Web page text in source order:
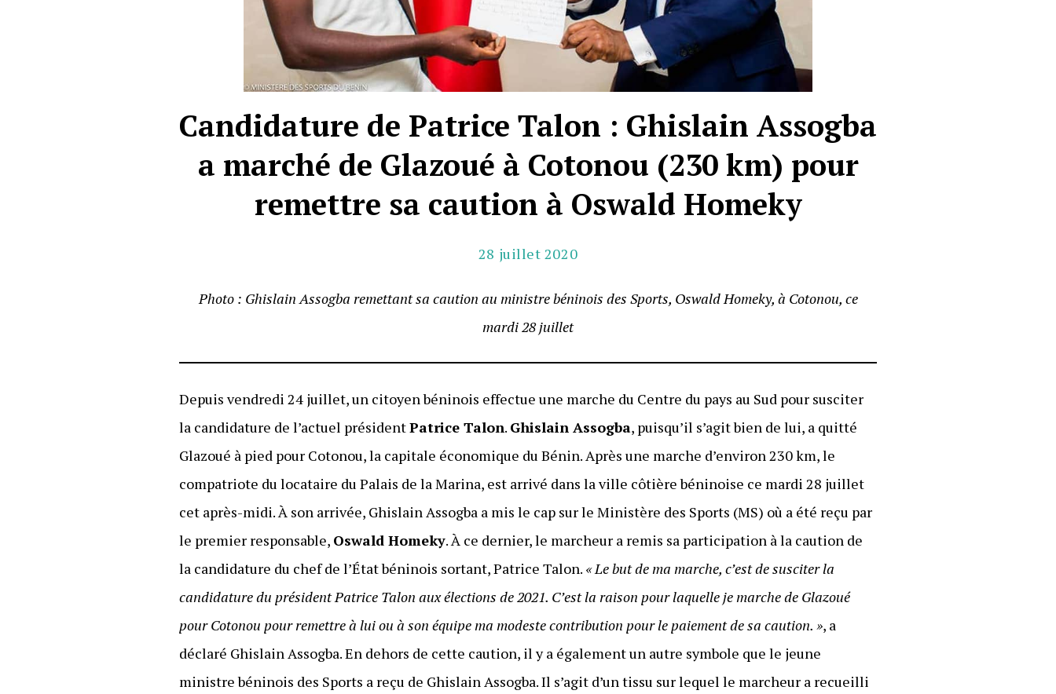
Candidature de Patrice Talon : Ghislain Assogba
a marché de Glazoué à Cotonou (230 km) pour
remettre sa caution à Oswald Homeky
28 juillet 2020
Photo : Ghislain Assogba remettant sa caution au ministre béninois des Sports, Oswald Homeky, à Cotonou, ce
mardi 28 juillet
Depuis vendredi 24 juillet, un citoyen béninois effectue une marche du Centre du pays au Sud pour susciter
la candidature de l’actuel présidentPatrice Talon. Ghislain Assogba, puisqu’il s’agit bien de lui, a quitté
Glazoué à pied pour Cotonou, la capitale économique du Bénin. Après une marche d’environ 230 km, le
compatriote du locataire du Palais de la Marina, est arrivé dans la ville côtière béninoise ce mardi 28 juillet
cet après-midi. À son arrivée, Ghislain Assogba a mis le cap sur le Ministère des Sports (MS) où a été reçu par
le premier responsable, Oswald Homeky. À ce dernier, le marcheur a remis sa participation à la caution de
la candidature du chef de l’État béninois sortant, Patrice Talon. « Le but de ma marche, c’est de susciter la
candidature du président Patrice Talon aux élections de 2021. C’est la raison pour laquelle je marche de Glazoué
pour Cotonou pour remettre à lui ou à son équipe ma modeste contribution pour le paiement de sa caution. », a
déclaré Ghislain Assogba. En dehors de cette caution, il y a également un autre symbole que le jeune
ministre béninois des Sports a reçu de Ghislain Assogba. Il s’agit d’un tissu sur lequel le marcheur a recueilli